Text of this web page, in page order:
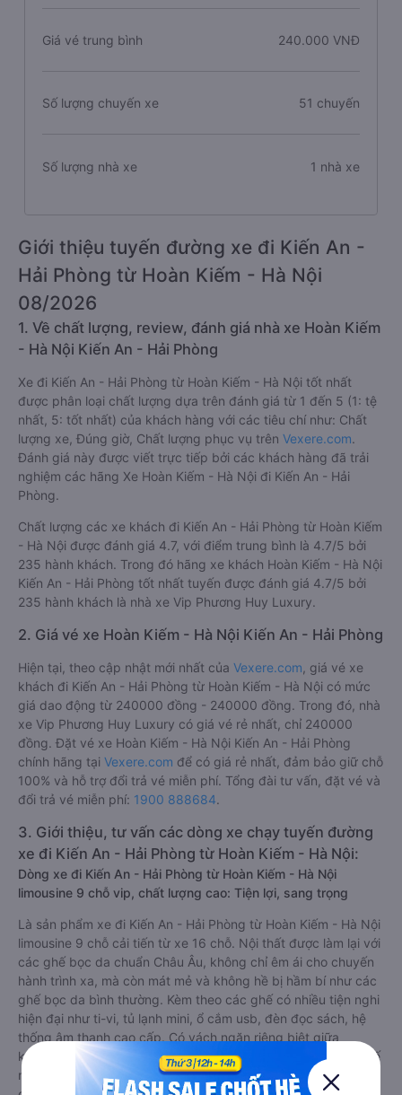
Giá vé trung bình 240.000 VNĐ
Số lượng chuyến xe 51 chuyến
Số lượng nhà xe 1 nhà xe
Giới thiệu tuyến đường xe đi Kiến An -
Hải Phòng từ Hoàn Kiếm - Hà Nội
08/2026
1. Về chất lượng, review, đánh giá nhà xe Hoàn Kiếm
- Hà Nội Kiến An - Hải Phòng
Xe đi Kiến An - Hải Phòng từ Hoàn Kiếm - Hà Nội tốt nhất
được phân loại chất lượng dựa trên đánh giá từ 1 đến 5 (1: tệ
nhất, 5: tốt nhất) của khách hàng với các tiêu chí như: Chất
lượng xe, Đúng giờ, Chất lượng phục vụ trên Vexere.com.
Đánh giá này được viết trực tiếp bởi các khách hàng đã trải
nghiệm các hãng Xe Hoàn Kiếm - Hà Nội đi Kiến An - Hải
Phòng.
Chất lượng các xe khách đi Kiến An - Hải Phòng từ Hoàn Kiếm
- Hà Nội được đánh giá 4.7, với điểm trung bình là 4.7/5 bởi
235 hành khách. Trong đó hãng xe khách Hoàn Kiếm - Hà Nội
Kiến An - Hải Phòng tốt nhất tuyến được đánh giá 4.7/5 bởi
235 hành khách là nhà xe Vip Phương Huy Luxury.
2. Giá vé xe Hoàn Kiếm - Hà Nội Kiến An - Hải Phòng
Hiện tại, theo cập nhật mới nhất của Vexere.com , giá vé xe
khách đi Kiến An - Hải Phòng từ Hoàn Kiếm - Hà Nội có mức
giá dao động từ 240000 đồng - 240000 đồng. Trong đó, nhà
xe Vip Phương Huy Luxury có giá vé rẻ nhất, chỉ 240000
đồng. Đặt vé xe Hoàn Kiếm - Hà Nội Kiến An - Hải Phòng
chính hãng tại Vexere.com để có giá rẻ nhất, đảm bảo giữ chỗ
100% và hỗ trợ đổi trả vé miễn phí. Tổng đài tư vấn, đặt vé và
đổi trả vé miễn phí: 1900 888684.
3. Giới thiệu, tư vấn các dòng xe chạy tuyến đường
xe đi Kiến An - Hải Phòng từ Hoàn Kiếm - Hà Nội:
Dòng xe đi Kiến An - Hải Phòng từ Hoàn Kiếm - Hà Nội
limousine 9 chỗ vip, chất lượng cao: Tiện lợi, sang trọng
Là sản phẩm xe đi Kiến An - Hải Phòng từ Hoàn Kiếm - Hà Nội
limousine 9 chỗ cải tiến từ xe 16 chỗ. Nội thất được làm lại với
các ghế bọc da chuẩn Châu Âu, không chỉ êm ái cho chuyến
hành trình xa, mà còn mát mẻ và không hề bị hầm bí như các
ghế bọc da bình thường. Kèm theo các ghế có nhiều tiện nghi
hiện đại như ti-vi, tủ lạnh mini, ổ cắm usb, đèn đọc sách, hệ
thống âm thanh cao cấp. Có vách ngăn riêng biệt giữa
khoang lái và khoang hành khách. Khoảng cách giữa các ghế
ngồi rất thoải mái, không nhồi nhét. Luôn đáp ứng được nhu